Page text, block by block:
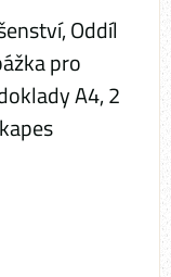
Oddíl
pro
A4, 2